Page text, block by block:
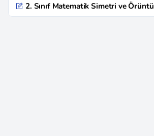
2. Sınıf Matematik Simetri ve Örüntü